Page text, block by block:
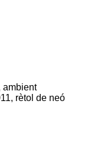
ambient
rètol de neó